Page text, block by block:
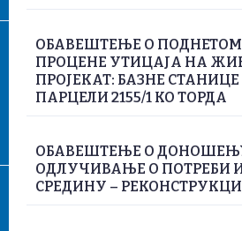
ОБАВЕШТЕЊЕ О
ПРОЦЕНЕ УТИЦАЈА НА
ПРОЈЕКАТ: БАЗНЕ
ПАРЦЕЛИ 2155/1 КО ТОРДА
ОБАВЕШТЕЊЕ О
ОДЛУЧИВАЊЕ О ПОТРЕБИ
СРЕДИНУ –